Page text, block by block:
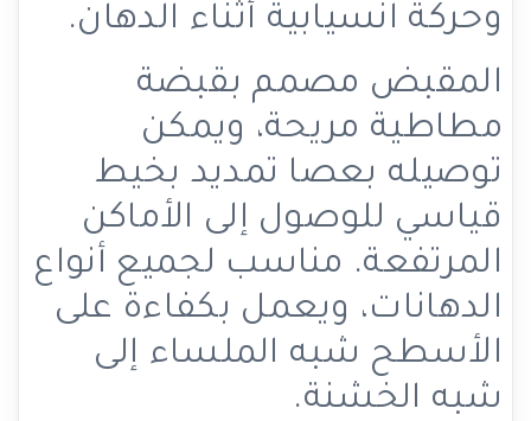
وحركة انسيابية أثناء الدهان.
المقبض مصمم بقبضة
مطاطية مريحة، ويمكن
توصيله بعصا تمديد بخيط
قياسي للوصول إلى الأماكن
المرتفعة. مناسب لجميع أنواع
الدهانات، ويعمل بكفاءة على
الأسطح شبه الملساء إلى
شبه الخشنة.